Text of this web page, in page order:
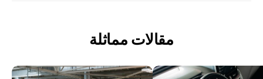
مقالات مماثلة